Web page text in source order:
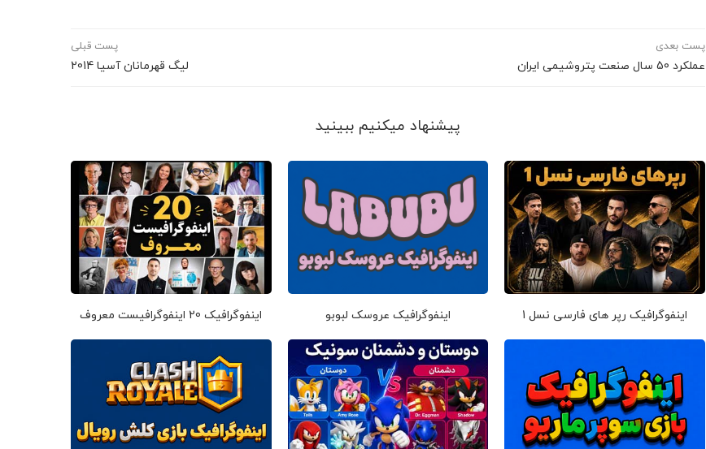
پست قبلی
لیگ قهرمانان آسیا 2014
پست بعدی
عملکرد 50 سال صنعت پتروشیمی ایران
پیشنهاد می‎کنیم ببینید
اینفوگرافیک 20 اینفوگرافیست معروف اینفوگرافیک عروسک لبوبو اینفوگرافیک رپر های فارسی نسل 1